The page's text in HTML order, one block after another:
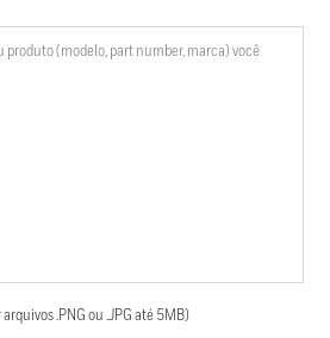
.PNG ou .JPG até 5MB)